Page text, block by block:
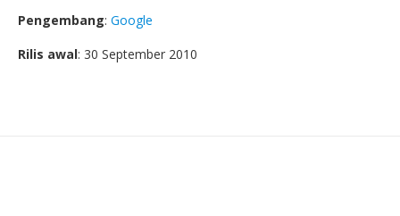
Pengembang: Google
Rilis awal: 30 September 2010